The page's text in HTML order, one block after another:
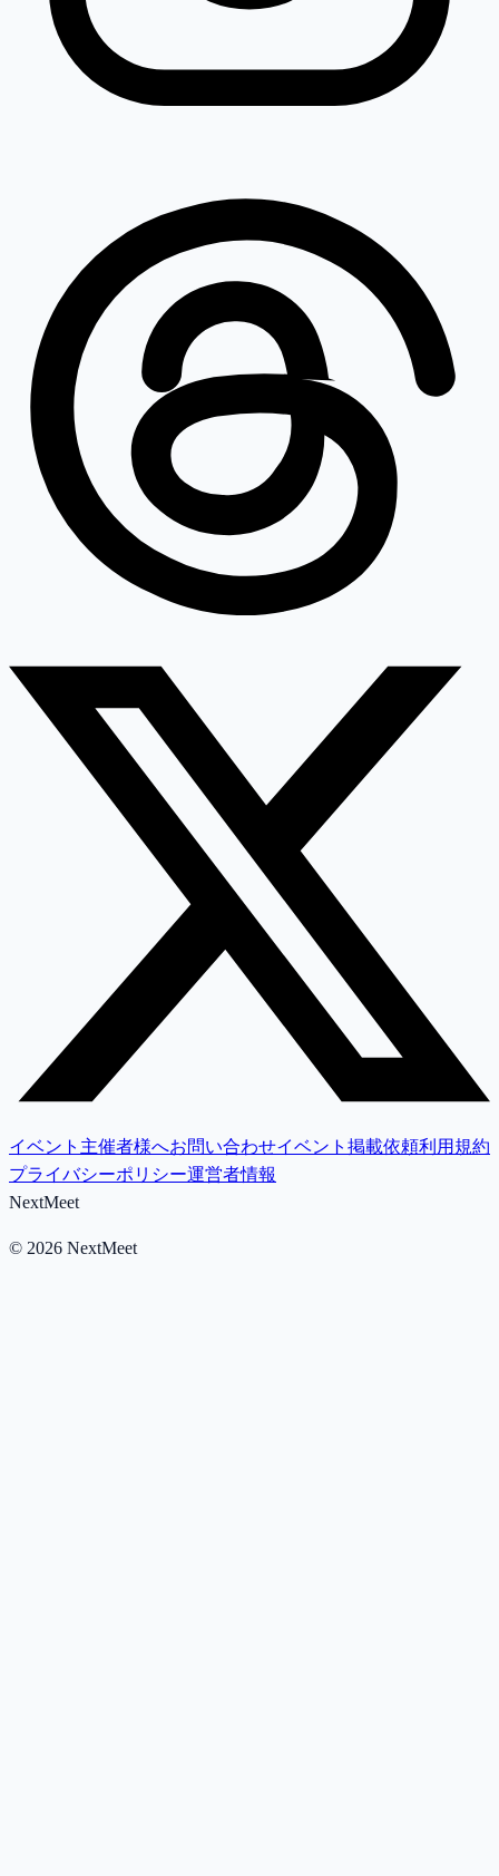
イベント主催者様へお問い合わせイベント掲載依頼利用規約
プライバシーポリシー運営者情報
NextMeet
© 2026 NextMeet